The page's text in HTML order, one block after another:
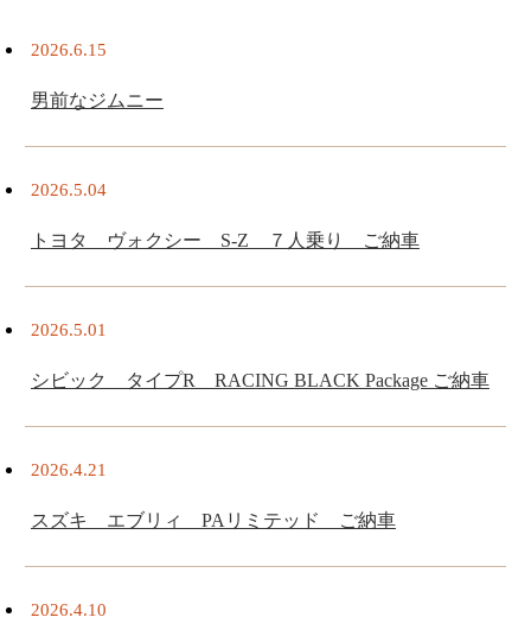
2026.6.15
男前なジムニー
2026.5.04
トヨタ ヴォクシー S-Z ７人乗り ご納車
2026.5.01
シビック タイプR RACING BLACK Package ご納車
2026.4.21
スズキ エブリィ PAリミテッド ご納車
2026.4.10